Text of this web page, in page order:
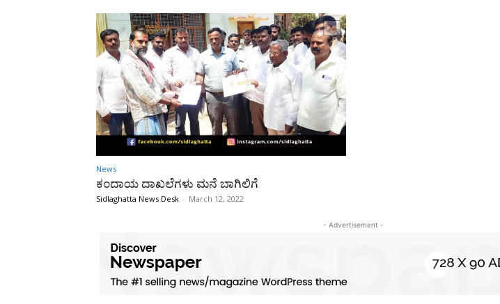
News
ಕಂದಾಯ ದಾಖಲೆಗಳು ಮನೆ ಬಾಗಿಲಿಗೆ
Sidlaghatta News Desk - March 12, 2022
- Advertisement -